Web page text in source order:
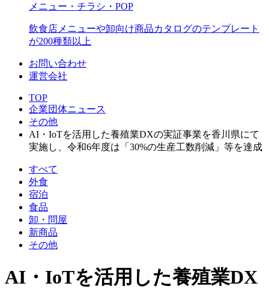
メニュー・チラシ・POP
飲食店メニューや卸向け商品カタログのテンプレート
が200種類以上
お問い合わせ
運営会社
TOP
企業団体ニュース
その他
AI・IoTを活用した養殖業DXの実証事業を香川県にて
実施し、令和6年度は「30%の生産工数削減」等を達成
すべて
外食
宿泊
食品
卸・問屋
新商品
その他
AI・IoTを活用した養殖業DX